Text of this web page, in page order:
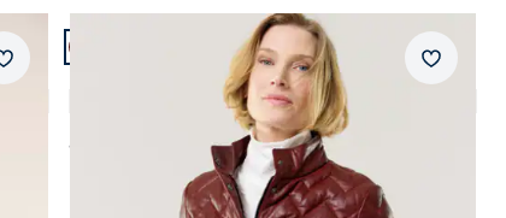
Neuheiten
Abbrechen Abbrechen
Merkzettel
Artikel 3 von 4.
Lammnappa Jacke Sandwichstepp
4,0 (3)
ab